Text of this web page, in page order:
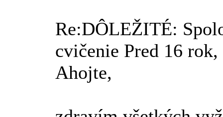
Re:DÔLEŽITÉ:
cvičenie Pred 16 rok,
Ahojte,